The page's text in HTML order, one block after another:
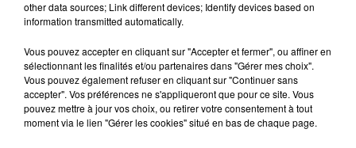
ouvertures de classes à Dijon, la
du lac Kir (bientôt « Camp
d’entrainement pré-olympique »),
la construction d’un stade de 1 500
places, le soutien de la ville aux
other data sources; Link different devices; Identify devices based on
information transmitted automatically.
Vous pouvez accepter en cliquant sur "Accepter et fermer", ou affiner en
sélectionnant les finalités et/ou partenaires dans "Gérer mes choix".
Vous pouvez également refuser en cliquant sur "Continuer sans
accepter". Vos préférences ne s'appliqueront que pour ce site. Vous
pouvez mettre à jour vos choix, ou retirer votre consentement à tout
moment via le lien "Gérer les cookies" situé en bas de chaque page.